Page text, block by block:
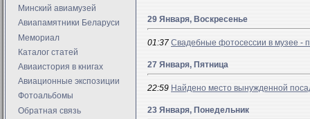
Минский авиамузей
Авиапамятники Беларуси
Мемориал
Каталог статей
Авиаистория в книгах
Авиационные экспозиции
Фотоальбомы
Обратная связь
29 Января, Воскресенье
01:37 Свадебные фотосессии в музее -
27 Января, Пятница
22:59 Найдено место вынужденной
23 Января, Понедельник